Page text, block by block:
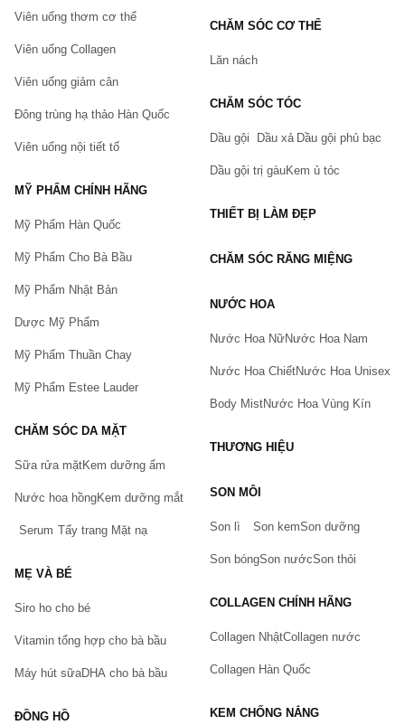
Sản phẩm hỗ trợ tăng cân được kiểm duyệt kỹ
môn"
100% sản phẩm chính hãng. Có dán tem bảo đảm
Hoàn tiền, đổi trả sản phẩm trong 5 ngày nếu có lỗi
của nhà sản xuất và hỏng hóc trong quá trình vận
chuyển. (Xem thêm: Chính sách đổi trả hàng tại
Giao hàng thu tiền, thanh toán online nhiều phương
Tích điểm đổi quà và nhiều ưu đãi theo sự kiện khác.
Cách đặt hàng tại Chiaki.vn
Quý khách có thể tham khảo
chúng tôi sẽ liên hệ lại Quý Khách trong
thời gian ngắn nhất.
Hãy báo lỗi cho chúng tôi. Hoặc gọi cho chúng tôi qua số
Viên uống thơm cơ thể
Viên uống Collagen
Viên uống giảm cân
Đông trùng hạ thảo Hàn Quốc
Viên uống nội tiết tố
MỸ PHẨM CHÍNH HÃNG
Mỹ Phẩm Hàn Quốc
Mỹ Phẩm Cho Bà Bầu
Mỹ Phẩm Nhật Bản
Dược Mỹ Phẩm
Mỹ Phẩm Thuần Chay
Mỹ Phẩm Estee Lauder
CHĂM SÓC DA MẶT
Sữa rửa mặtKem dưỡng ẩm
Nước hoa hồngKem dưỡng mắt
Serum Tẩy trang Mặt nạ
MẸ VÀ BÉ
Siro ho cho bé
Vitamin tổng hợp cho bà bầu
Máy hút sữaDHA cho bà bầu
ĐỒNG HỒ
CHĂM SÓC CƠ THỂ
Lăn nách
CHĂM SÓC TÓC
Dầu gội Dầu xả Dầu gội phủ bạc
Dầu gội trị gàuKem ủ tóc
THIẾT BỊ LÀM ĐẸP
CHĂM SÓC RĂNG MIỆNG
NƯỚC HOA
Nước Hoa NữNước Hoa Nam
Nước Hoa ChiếtNước Hoa Unisex
Body MistNước Hoa Vùng Kín
THƯƠNG HIỆU
SON MÔI
Son lì Son kemSon dưỡng
Son bóngSon nướcSon thỏi
COLLAGEN CHÍNH HÃNG
Collagen NhậtCollagen nước
Collagen Hàn Quốc
KEM CHỐNG NẮNG